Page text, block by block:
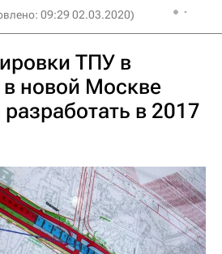
09:29 02.03.2020)
ТПУ в
новой Москве
в 2017